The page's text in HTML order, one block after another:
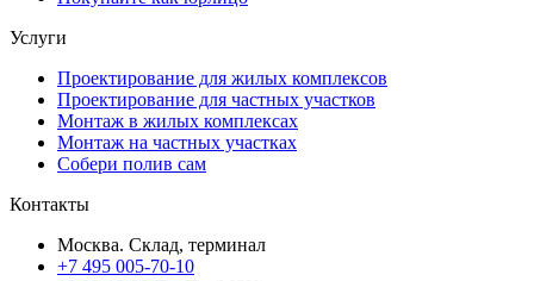
Услуги
Проектирование для жилых комплексов
Проектирование для частных участков
Монтаж в жилых комплексах
Монтаж на частных участках
Собери полив сам
Контакты
Москва. Склад, терминал
+7 495 005-70-10